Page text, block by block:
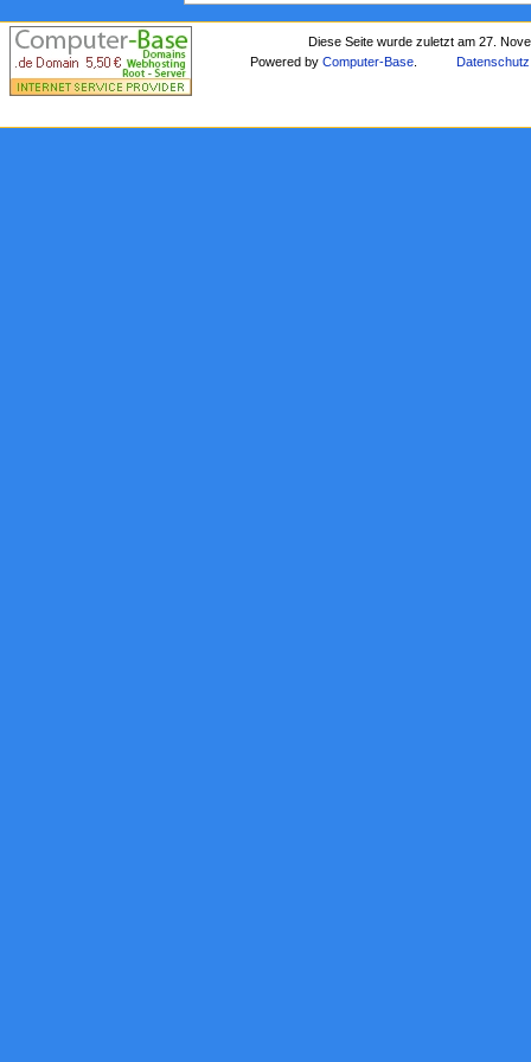
Diese Seite wurde zuletzt am 27.
Powered byComputer-Base Datenschutz